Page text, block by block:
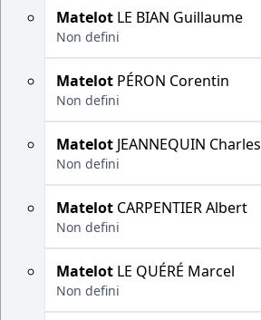
Matelot LE BIAN Guillaume
Non defini
Matelot PÉRON Corentin
Non defini
Matelot JEANNEQUIN Charles
Non defini
Matelot CARPENTIER Albert
Non defini
Matelot LE QUÉRÉ Marcel
Non defini